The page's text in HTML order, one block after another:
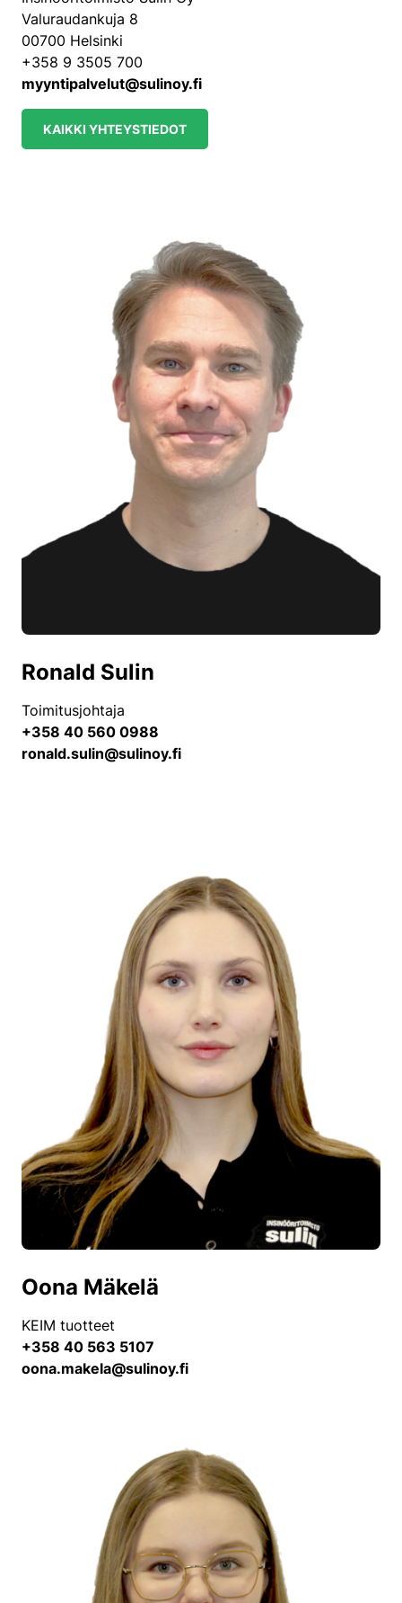
Valuraudankuja 8
00700 Helsinki
+358 9 3505 700
myyntipalvelut@sulinoy.fi
KAIKKI YHTEYSTIEDOT
Ronald Sulin
Toimitusjohtaja
+358 40 560 0988
ronald.sulin@sulinoy.fi
Oona Mäkelä
KEIM tuotteet
+358 40 563 5107
oona.makela@sulinoy.fi